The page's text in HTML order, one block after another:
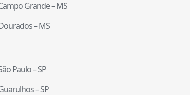
Grande–MS
–MS
Paulo–SP
–SP